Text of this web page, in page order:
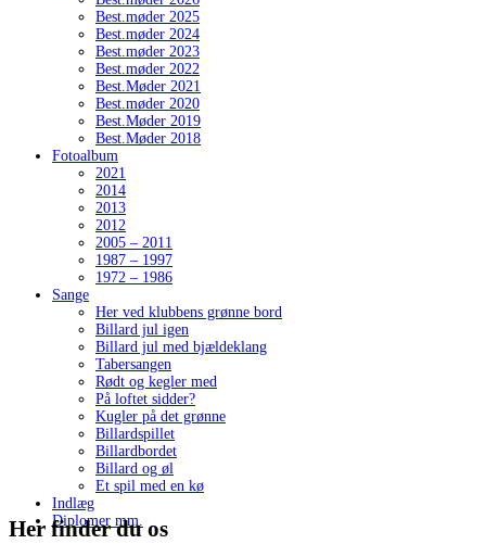
Best.møder 2025
Best.møder 2024
Best.møder 2023
Best.møder 2022
Best.Møder 2021
Best.møder 2020
Best.Møder 2019
Best.Møder 2018
Fotoalbum
2021
2014
2013
2012
2005 – 2011
1987 – 1997
1972 – 1986
Sange
Her ved klubbens grønne bord
Billard jul igen
Billard jul med bjældeklang
Tabersangen
Rødt og kegler med
På loftet sidder?
Kugler på det grønne
Billardspillet
Billardbordet
Billard og øl
Et spil med en kø
Indlæg
Diplomer mm.
Her finder du os